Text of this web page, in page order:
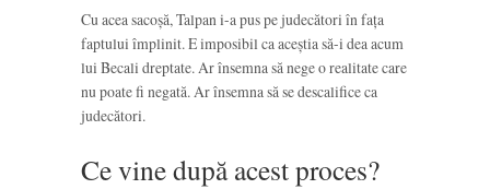
Cu acea sacoșă, Talpan i-a pus pe judecători în fața
faptului împlinit. E imposibil ca aceștia să-i dea acum
lui Becali dreptate. Ar însemna să nege o realitate care
nu poate fi negată. Ar însemna să se descalifice ca
judecători.
Ce vine după acest proces?